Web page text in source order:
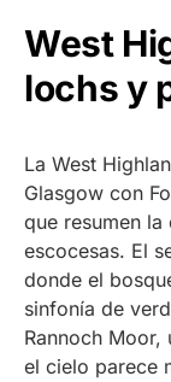
West
lochs y
La West
Glasgow con
que resumen la
escocesas. El
donde el
sinfonía de
Rannoch
el cielo parece